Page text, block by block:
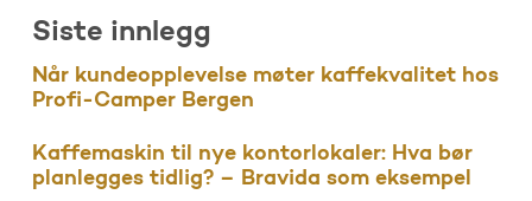
Siste innlegg
Når kundeopplevelse møter kaffekvalitet hos
Profi-Camper Bergen
Kaffemaskin til nye kontorlokaler: Hva bør
planlegges tidlig? – Bravida som eksempel